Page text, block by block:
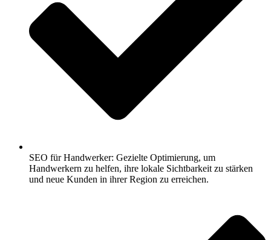
SEO für Handwerker: Gezielte Optimierung, um
Handwerkern zu helfen, ihre lokale Sichtbarkeit zu stärken
und neue Kunden in ihrer Region zu erreichen.